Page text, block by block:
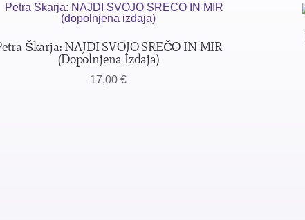
Škarja: NAJDI SVOJO SREČO IN MIR
(dopolnjena Izdaja)
17,00€